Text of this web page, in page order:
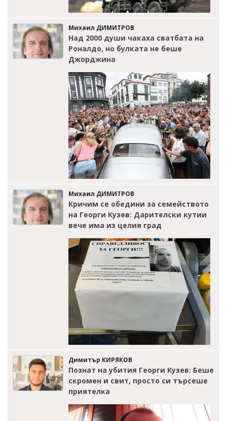
Михаил ДИМИТРОВ
Над 2000 души чакаха сватбата на
Роналдо, но булката не беше
Джорджина
Михаил ДИМИТРОВ
Кричим се обедини за семейството
на Георги Кузев: Дарителски кутии
вече има из целия град
Димитър КИРЯКОВ
Познат на убития Георги Кузев: Беше
скромен и свит, просто си търсеше
приятелка